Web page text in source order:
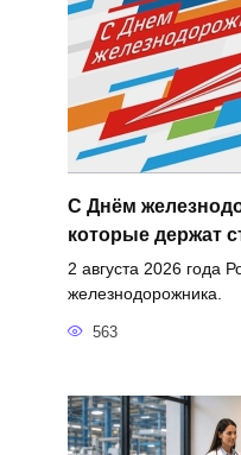
С Днём
которые держат
2 августа 2026 года
железнодорожника.
563